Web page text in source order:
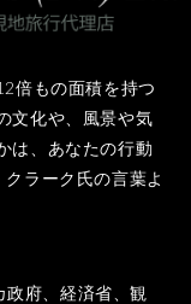
倍もの面積を持つ
文化や、風景や気
は、あなたの行動
ーク氏の言葉よ
府、経済省、観